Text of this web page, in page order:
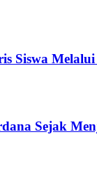
Siswa
Sejak